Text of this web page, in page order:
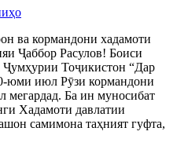
ва кормандони хадамоти
Ҷаббор Расулов! Боиси
Тоҷикистон “Дар
юми июл Рӯзи кормандони
мегардад. Ба ин муносибат
Хадамоти давлатии
самимона таҳният гуфта,